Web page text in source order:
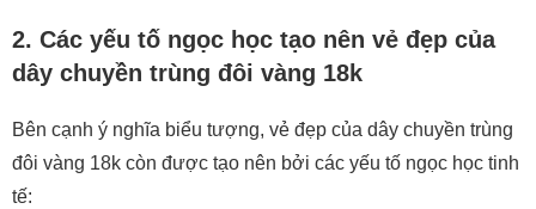
2. Các yếu tố ngọc học tạo nên vẻ đẹp của
dây chuyền trùng đôi vàng 18k
Bên cạnh ý nghĩa biểu tượng, vẻ đẹp của dây chuyền trùng
đôi vàng 18k còn được tạo nên bởi các yếu tố ngọc học tinh
tế: